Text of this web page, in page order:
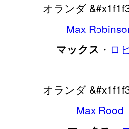
オランダ
Max
マックス ・ ロ
オランダ
Max Rood